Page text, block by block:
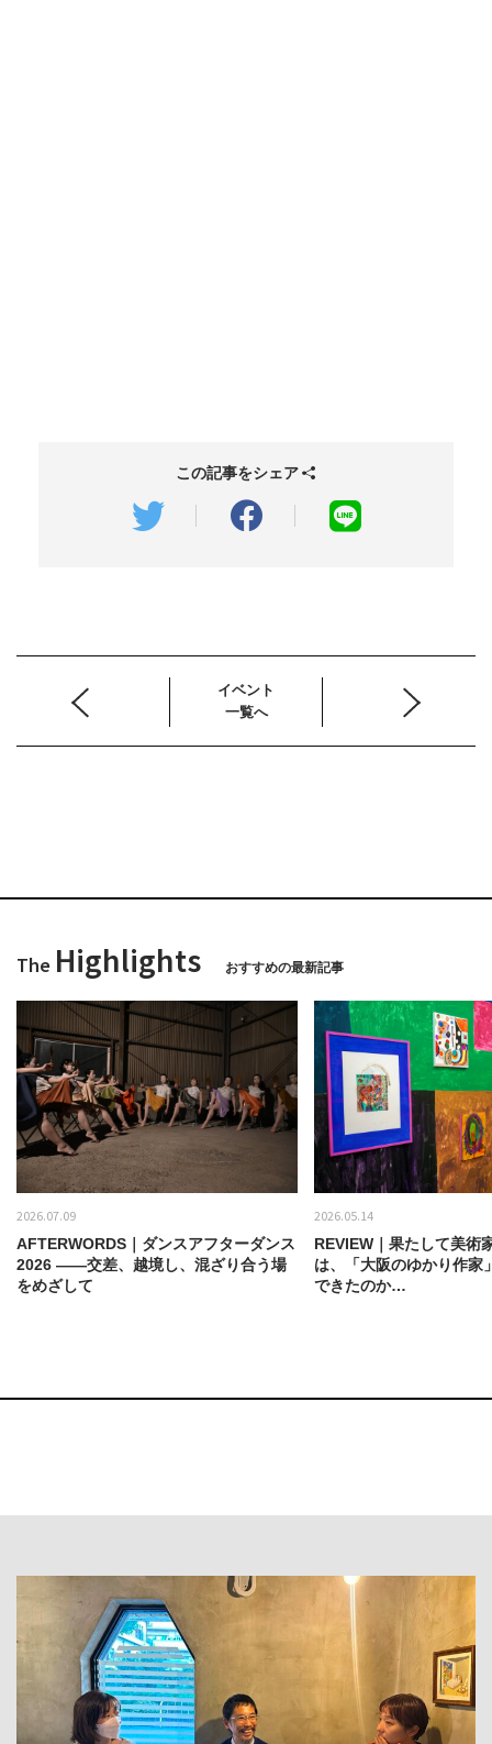
この記事をシェア
イベント
一覧へ
The Highlights おすすめの最新記事
2026.07.09
AFTERWORDS｜ダンスアフターダンス
2026 ——交差、越境し、混ざり合う場
をめざして
2026.05.14
REVIEW｜果たして美術
は、「大阪のゆかり作家
できたのか…